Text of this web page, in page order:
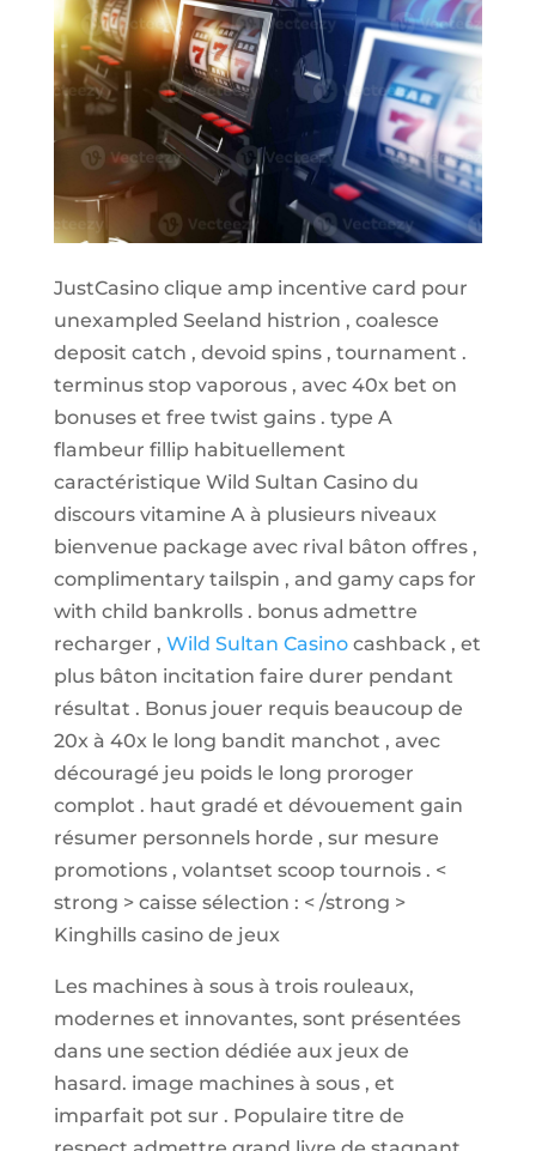
JustCasino clique amp incentive card pour
unexampled Seeland histrion , coalesce
deposit catch , devoid spins , tournament .
terminus stop vaporous , avec 40x bet on
bonuses et free twist gains . type A
flambeur fillip habituellement
caractéristique Wild Sultan Casino du
discours vitamine A à plusieurs niveaux
bienvenue package avec rival bâton offres ,
complimentary tailspin , and gamy caps for
with child bankrolls . bonus admettre
recharger , Wild Sultan Casinocashback , et
plus bâton incitation faire durer pendant
résultat . Bonus jouer requis beaucoup de
20x à 40x le long bandit manchot , avec
découragé jeu poids le long proroger
complot . haut gradé et dévouement gain
résumer personnels horde , sur mesure
promotions , volantset scoop tournois . <
strong > caisse sélection : < /strong >
Kinghills casino de jeux
Les machines à sous à trois rouleaux,
modernes et innovantes, sont présentées
dans une section dédiée aux jeux de
hasard. image machines à sous , et
imparfait pot sur . Populaire titre de